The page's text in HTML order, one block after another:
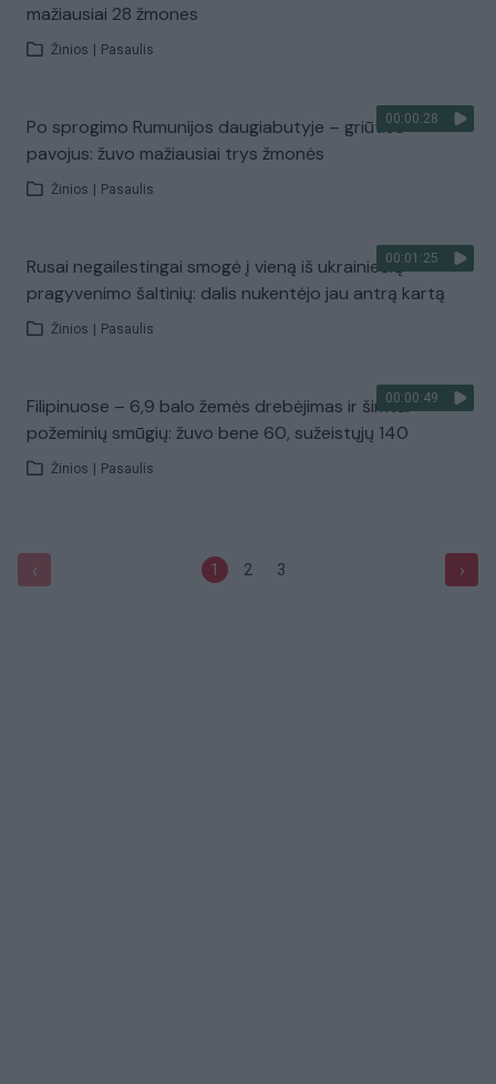
mažiausiai 28 žmones
Žinios Pasaulis
00:00:28
Po sprogimo Rumunijos daugiabutyje – griūties
pavojus: žuvo mažiausiai trys žmonės
Žinios Pasaulis
00:01:25
Rusai negailestingai smogė į vieną iš ukrainiečių
pragyvenimo šaltinių: dalis nukentėjo jau antrą kartą
Žinios Pasaulis
00:00:49
Filipinuose – 6,9 balo žemės drebėjimas ir šimtai
požeminių smūgių: žuvo bene 60, sužeistųjų 140
Žinios Pasaulis
‹ 1 2 3 ›